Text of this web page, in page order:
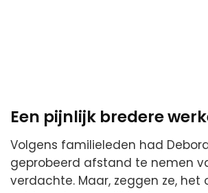
Een pijnlijk bredere
Volgens familieleden had
geprobeerd afstand te nemen
verdachte. Maar, zeggen ze, het